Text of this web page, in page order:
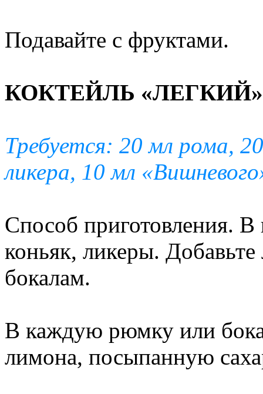
Подавайте с фруктами.
КОКТЕЙЛЬ «ЛЕГКИЙ»
Требуется: 20 мл рома,
ликера, 10 мл
Способ приготовления.
коньяк, ликеры.
бокалам.
В каждую рюмку или
лимона, посыпанную